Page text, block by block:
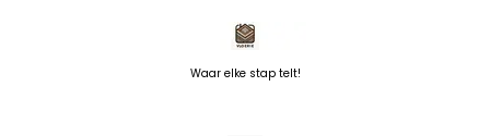
Waar elke stap telt!